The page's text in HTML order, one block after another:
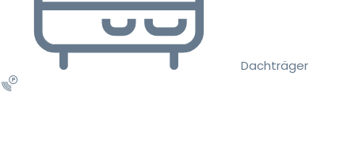
Dachträger